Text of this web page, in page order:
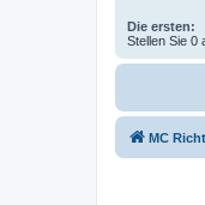
Die ersten:
Stellen Sie 0
MC